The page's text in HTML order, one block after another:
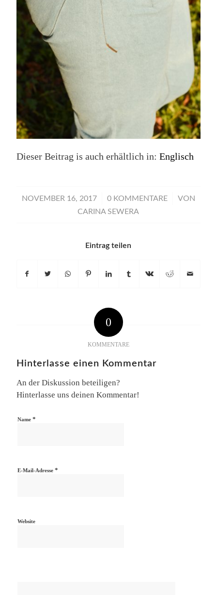
Dieser Beitrag is auch erhältlich in: Englisch
NOVEMBER 16, 2017
/ 0 KOMMENTARE
/
VON
CARINA SEWERA
Eintrag teilen
0
KOMMENTARE
Hinterlasse einen Kommentar
An der Diskussion beteiligen?
Hinterlasse uns deinen Kommentar!
Name *
E-Mail-Adresse *
Website